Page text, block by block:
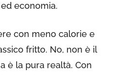
economia.
con meno calorie e
fritto. No, non è il
è la pura realtà. Con